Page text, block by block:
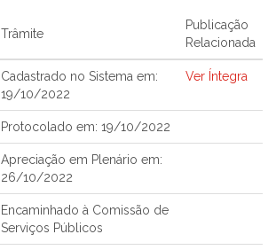
Trâmite
Publicação
Relacionada
Cadastrado no Sistema em:
19/10/2022
Ver Íntegra
Protocolado em: 19/10/2022
Apreciação em Plenário em:
26/10/2022
Encaminhado à Comissão de
Serviços Públicos